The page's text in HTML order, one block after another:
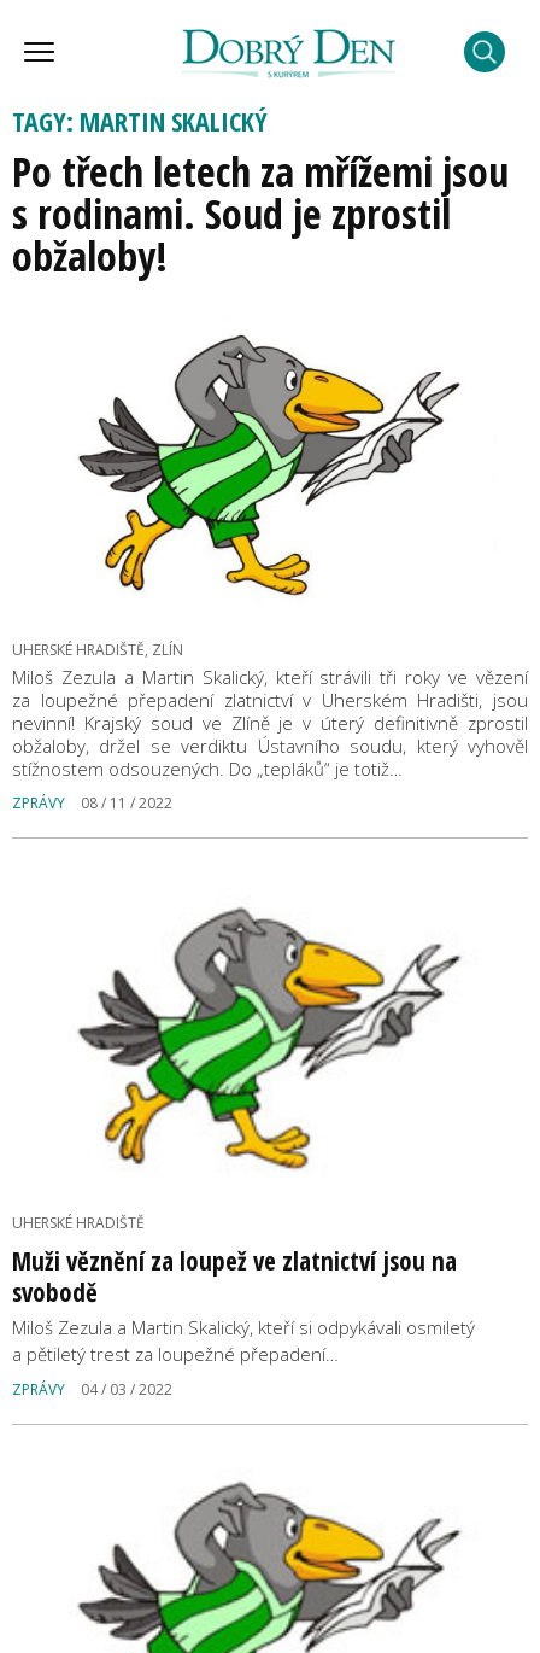
TAGY: MARTIN SKALICKÝ
Po třech letech za mřížemi jsou
s rodinami. Soud je zprostil
obžaloby!
UHERSKÉ HRADIŠTĚ, ZLÍN
Miloš Zezula a Martin Skalický, kteří strávili tři roky ve vězení
za loupežné přepadení zlatnictví v Uherském Hradišti, jsou
nevinní! Krajský soud ve Zlíně je v úterý definitivně zprostil
obžaloby, držel se verdiktu Ústavního soudu, který vyhověl
stížnostem odsouzených. Do „tepláků“ je totiž…
ZPRÁVY 08 / 11 / 2022
UHERSKÉ HRADIŠTĚ
Muži věznění za loupež ve zlatnictví jsou na
svobodě
Miloš Zezula a Martin Skalický, kteří si odpykávali osmiletý
a pětiletý trest za loupežné přepadení…
ZPRÁVY 04 / 03 / 2022